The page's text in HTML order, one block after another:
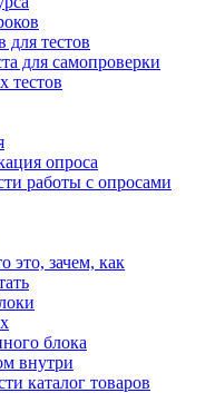
для тестов
для самопроверки
тестов
опроса
работы с опросами
это, зачем, как
блока
внутри
каталог товаров